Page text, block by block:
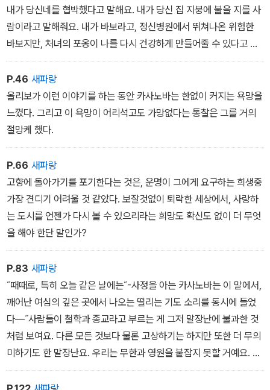
내가 당신네를 협박했다고 말해요. 내가 당신 집 지붕에 불을 지를 사
람이라고 말해줘요. 내가 바보라고, 정신병원에서 뛰쳐나온 위험한
바보지만, 처녀의 포옹이 나를 다시 건강하게 만들어줄 수 있다고 그
녀에게 말해주오. 그렇소, 그녀에게 그렇게 말해요.˝
P.46 새파랑
올리보가 이런 이야기를 하는 동안 카사노바는 한없이 커지는 욕망을
느꼈다. 그리고 이 욕망이 어리석고도 가망없다는 통찰은 그를 거의
절망케 했다.
P.66 새파랑
고향에 돌아가기를 포기한다는 것은, 운명이 그에게 요구하는 희생중
가장 견디기 어려울 것 같았다. 보잘것없이 퇴락한 세상에서, 사랑하
는 도시를 언젠가 다시 볼 수 있으리라는 희망도 확신도 없이 더 무엇
을 해야 한단 말인가?
P.83 새파랑
˝때때로, 특히 오늘 같은 날에는˝-사정을 아는 카사노바는 이 말에서,
깨어난 여심의 깊은 곳에서 나오는 떨리는 기도 소리를 동시에 들었
다―˝사람들이 철학과 종교라고 부르는 게 그저 말장난에 불과한 것
처럼 보여요. 다른 모든 것보다 물론 고상하기는 하지만 또한 더 무의
미하기도 한 말장난요. 우리는 무한과 영원을 붙잡지 못할 거예요. 우
리의 길은 출생에서 죽음으로 이어져요. 우리 각자의 가슴에 아로새
겨진 법칙에 따라 살거나, 법칙에 거슬러 사는 것 외에 달리 뭐가 남아